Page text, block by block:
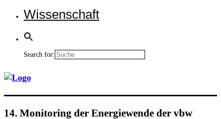
Wis­sen­schaft
Search for:
14. Moni­to­ring der Ener­gie­wen­de der vbw